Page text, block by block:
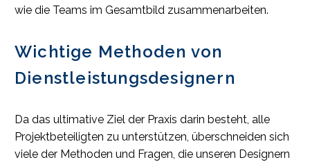
wie die Teams im Gesamtbild zusammenarbeiten.
Wichtige Methoden von
Dienstleistungsdesignern
Da das ultimative Ziel der Praxis darin besteht, alle
Projektbeteiligten zu unterstützen, überschneiden sich
viele der Methoden und Fragen, die unseren Designern